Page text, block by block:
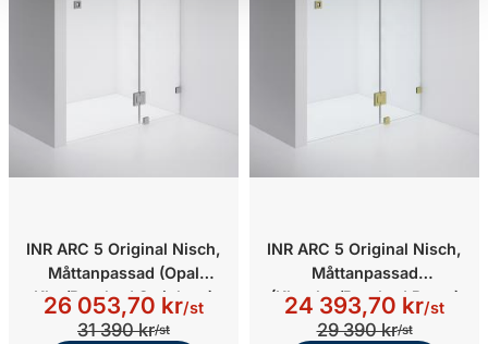
INR ARC 5 Original Nisch,
Måttanpassad (Opal
Klar/Brushed Stainless)
26 053,70 kr/st
31 390 kr/st
INR ARC 5 Original Nisch,
Måttanpassad
(Klarglas/Brushed Brass)
24 393,70 kr/st
29 390 kr/st